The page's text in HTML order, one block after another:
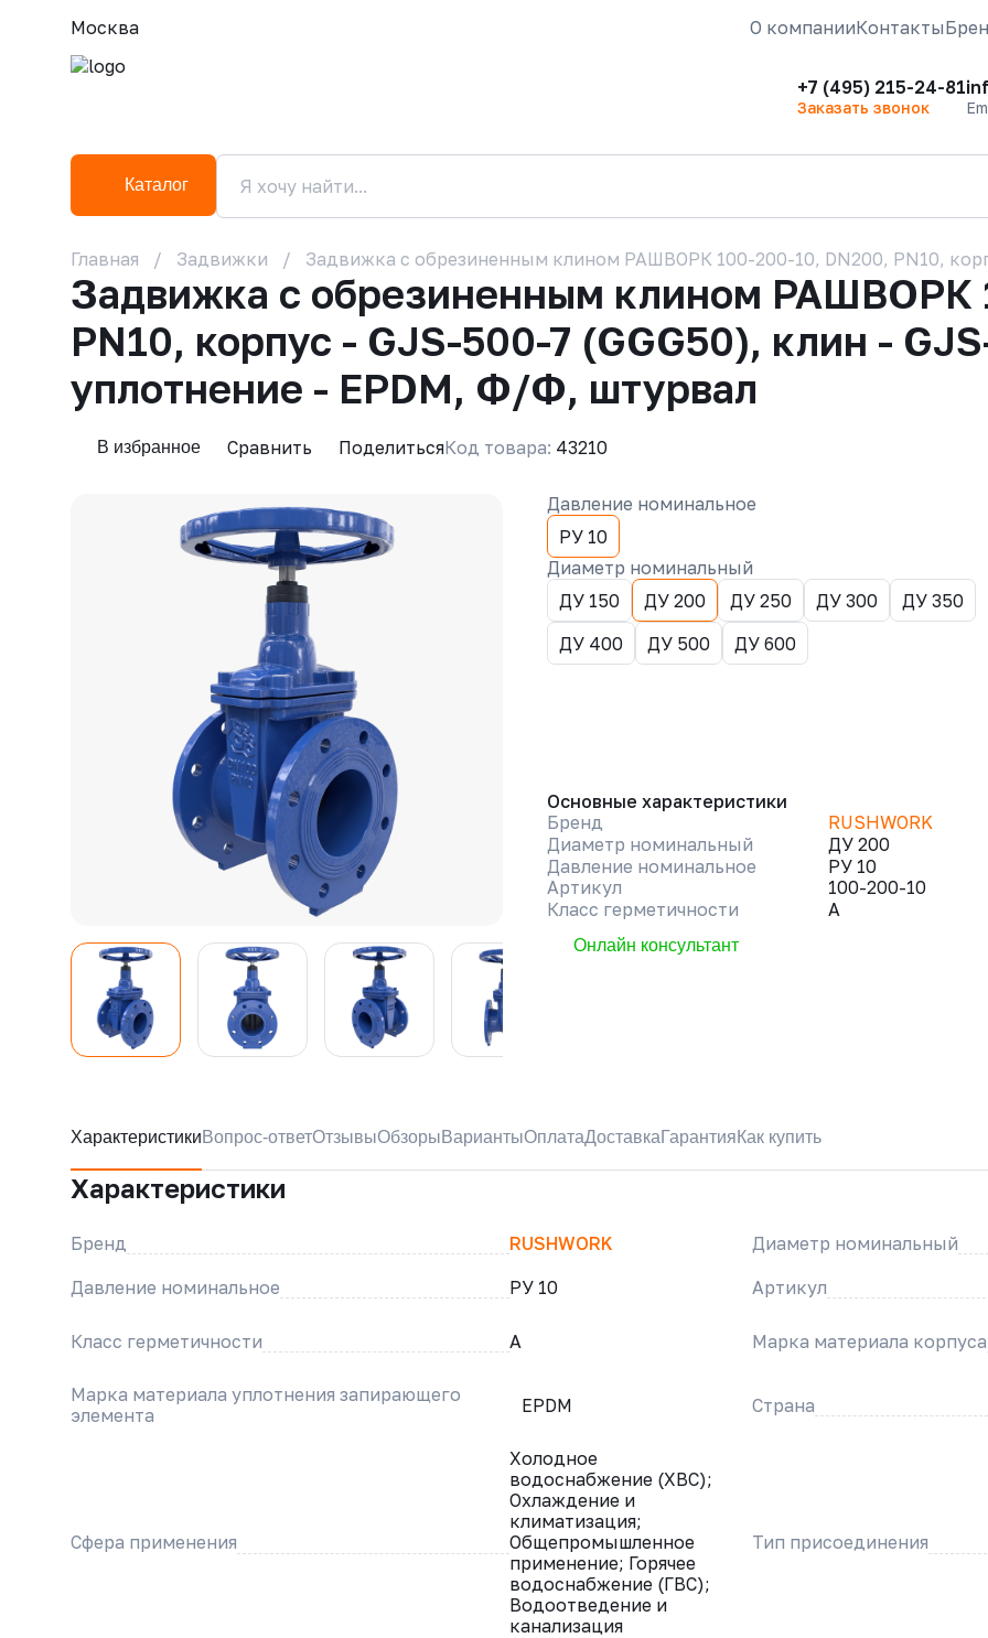
Москва О компанииКонтакты
+7 (495) 215-24-81
Заказать звонок
Каталог
Главная Задвижки Задвижка с обрезиненным клином РАШВОРК 100-200-10, DN200, PN10,
Задвижка с обрезиненным клином РАШВОРК
PN10, корпус - GJS-500-7 (GGG50), клин -
уплотнение - EPDM, Ф/Ф, штурвал
В избранное Сравнить ПоделитьсяКод товара: 43210
Давление номинальное
РУ 10
Диаметр номинальный
ДУ 150
ДУ 200 ДУ 250 ДУ 300
ДУ 350
ДУ 400
ДУ 500 ДУ 600
Основные характеристики
Бренд
RUSHWORK
Диаметр номинальный
ДУ 200
Давление номинальное
РУ 10
Артикул
100-200-10
Класс герметичности
A
Онлайн консультант
Характеристики Вопрос-ответОтзывыОбзоры ВариантыОплатаДоставка Гарантия Как купить
Характеристики
Бренд RUSHWORK
Диаметр номинальный
Давление номинальное
РУ 10 Артикул
Класс герметичности A Марка материала корпуса
Марка материала уплотнения запирающего
элемента
EPDM Страна
Сфера применения
Холодное
водоснабжение (ХВС);
Охлаждение и
климатизация;
Общепромышленное
применение; Горячее
водоснабжение (ГВС);
Водоотведение и
канализация
Тип присоединения